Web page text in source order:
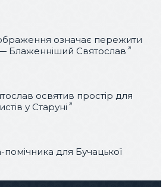
означає пережити
Блаженніший Святослав
освятив простір для
у Старуні
для Бучацької